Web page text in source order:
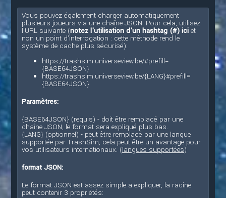
Vous pouvez également charger automatiquement
plusieurs joueurs via une chaîne JSON. Pour cela, utilisez
l'URL suivante (notez l'utilisation d'un hashtag (#) ici et
non un point d'interrogation : cette méthode rend le
système de cache plus sécurisé):
https://trashsim.universeview.be/#prefill=
{BASE64JSON}
https://trashsim.universeview.be/{LANG}#prefill=
{BASE64JSON}
Paramètres:
{BASE64JSON} (requis) - doit être remplacé par une
chaîne JSON, le format sera expliqué plus bas.
{LANG} (optionnel) - peut être remplacé par une langue
supportée par TrashSim, cela peut être un avantage pour
vos utilisateurs internationaux. (langues supportées)
format JSON:
Le format JSON est assez simple a expliquer, la racine
peut contenir 3 propriétés: